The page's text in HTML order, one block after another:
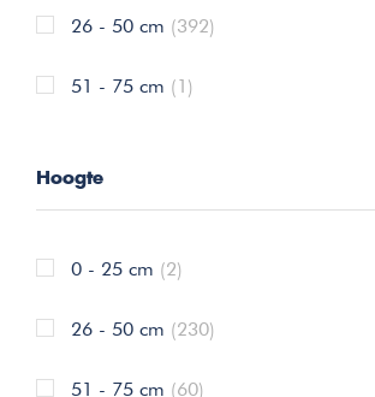
26 - 50 cm (392)
51 - 75 cm (1)
Hoogte
0 - 25 cm (2)
26 - 50 cm (230)
51 - 75 cm (60)